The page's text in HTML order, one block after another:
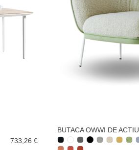
733,26 €
BUTACA OWWI DE ACTIU